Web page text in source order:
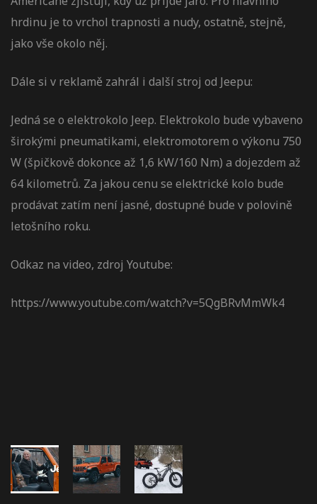
hrdinu je to vrchol trapnosti a nudy, ostatně, stejně,
jako vše okolo něj.
Dále si v reklamě zahrál i další stroj od Jeepu:
Jedná se o elektrokolo Jeep. Elektrokolo bude vybaveno
širokými pneumatikami, elektromotorem o výkonu 750
W (špičkově dokonce až 1,6 kW/160 Nm) a dojezdem až
64 kilometrů. Za jakou cenu se elektrické kolo bude
prodávat zatím není jasné, dostupné bude v polovině
letošního roku.
Odkaz na video, zdroj Youtube:
https://www.youtube.com/watch?v=5QgBRvMmWk4